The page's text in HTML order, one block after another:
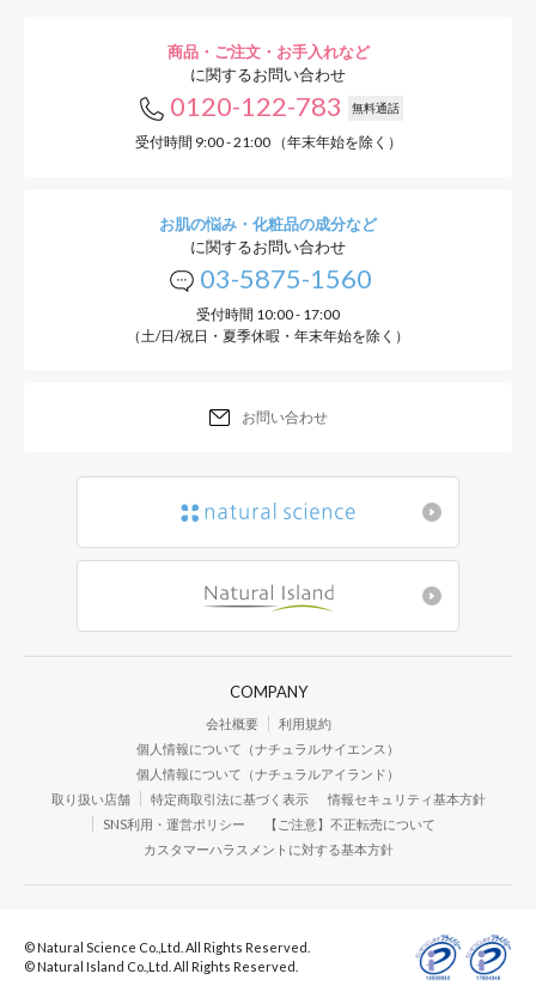
商品・ご注文・お手入れなど
に関するお問い合わせ
0120-122-783 無料通話
受付時間 9:00 - 21:00 （年末年始を除く）
お肌の悩み・化粧品の成分など
に関するお問い合わせ
03-5875-1560
受付時間 10:00 - 17:00
（土/日/祝日・夏季休暇・年末年始を除く）
お問い合わせ
COMPANY
会社概要
利用規約
個人情報について（ナチュラルサイエンス）
個人情報について（ナチュラルアイランド）
取り扱い店舗
特定商取引法に基づく表示
情報セキュリティ基本方針
SNS利用・運営ポリシー
【ご注意】不正転売について
カスタマーハラスメントに対する基本方針
© Natural Science Co.,Ltd. All Rights Reserved.
© Natural Island Co.,Ltd. All Rights Reserved.